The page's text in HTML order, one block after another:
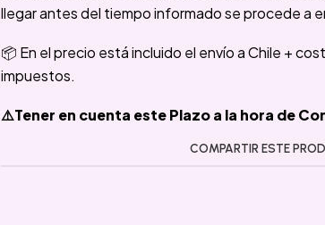
llegar antes del tiempo informado se procede a
📦 En el precio está incluido el envío a Chile +
impuestos.
⚠️Tener en cuenta este Plazo a la hora de
COMPARTIR ESTE